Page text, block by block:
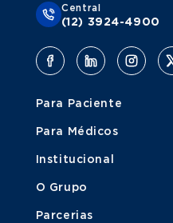
Central
(12) 3924-4900
Para Paciente
Para Médicos
Institucional
O Grupo
Parcerias